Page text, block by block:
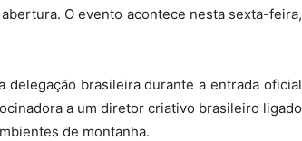
O evento acontece nesta sexta-feira,
delegação brasileira durante a entrada oficial
a um diretor criativo brasileiro ligado
de montanha.